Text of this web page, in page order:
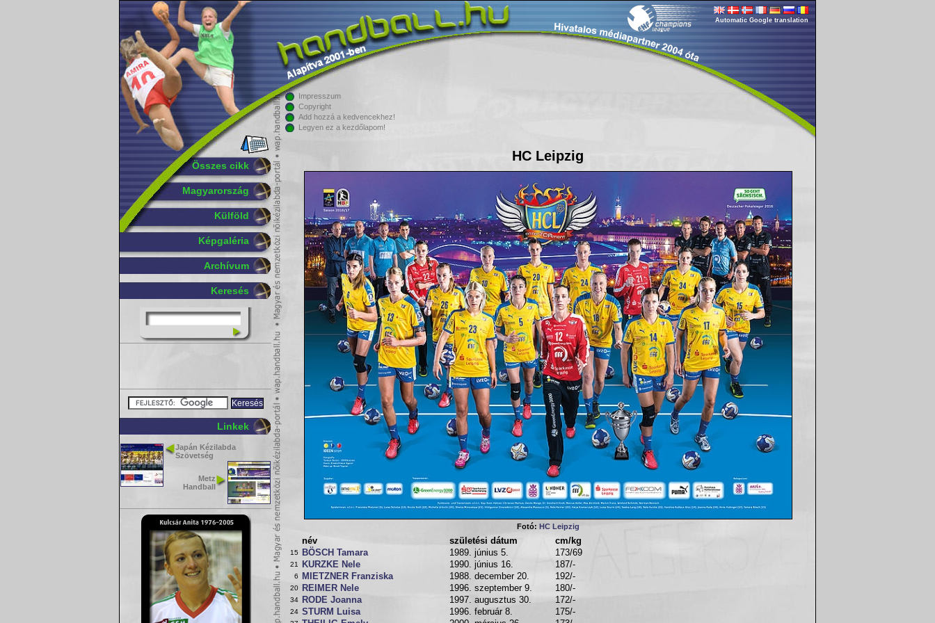
Összes cikk
Magyarország
Külföld
Képgaléria
Archívum
Keresés
Linkek
Japán Kézilabda
Szövetség
Metz
Handball
Automatic Google translation
Impresszum
Copyright
Add hozzá a kedvencekhez!
Legyen ez a kezdőlapom!
HC Leipzig
Fotó: HC Leipzig
név születési dátum cm/kg
15 BÖSCH Tamara 1989. június 5. 173/69
21 KURZKE Nele 1990. június 16. 187/-
6 MIETZNER Franziska 1988. december 20. 192/-
20 REIMER Nele 1996. szeptember 9. 180/-
34 RODE Joanna 1997. augusztus 30. 172/-
24 STURM Luisa 1996. február 8. 175/-